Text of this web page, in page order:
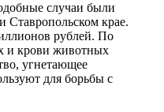
случаи были
Ставропольском крае.
рублей. По
и крови животных
угнетающее
для борьбы с